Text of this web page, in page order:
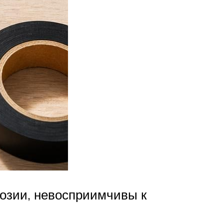
невосприимчивы к